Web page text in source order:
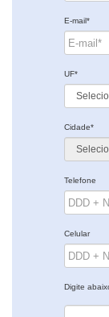
E-mail*
UF*
Cidade*
Telefone
Celular
Digite